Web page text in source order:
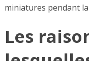
miniatures pendant
Les